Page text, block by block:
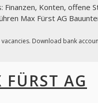
Finanzen, Konten, offene
Max Fürst AG
vacancies. Download bank
FÜRST AG